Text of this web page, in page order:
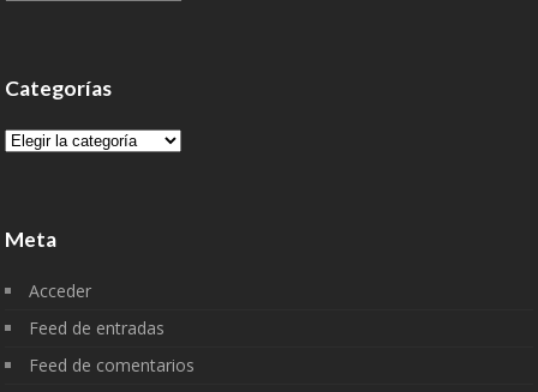
Categorías
Categorías
Meta
Acceder
Feed de entradas
Feed de comentarios